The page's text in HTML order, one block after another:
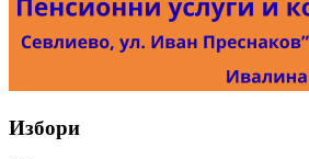
Избори